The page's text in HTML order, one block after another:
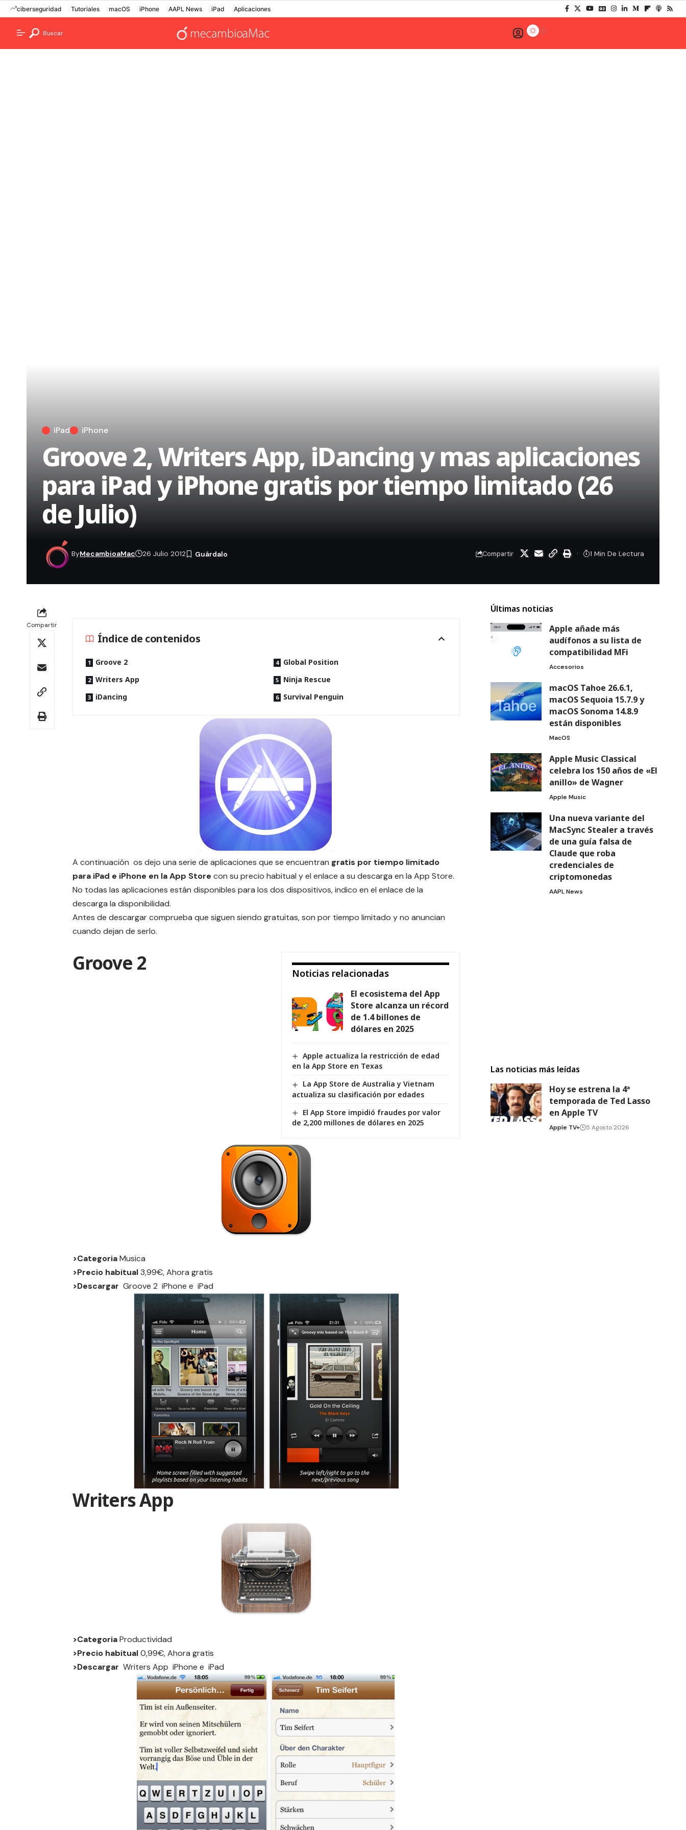
ciberseguridad Tutoriales macOS iPhone AAPL News iPad Aplicaciones
Buscar
iPad iPhone
Groove 2, Writers App, iDancing y mas aplicaciones
para iPad y iPhone gratis por tiempo limitado (26
de Julio)
ByMecambioaMac 26 Julio 2012 Compartir 1 Min De Lectura
Compartir
Índice de contenidos
Groove 2
Writers App
iDancing
Global Position
Ninja Rescue
Survival Penguin
A continuación os dejo una serie de aplicaciones que se encuentran gratis por tiempo limitado
para iPad e iPhone en la App Store con su precio habitual y el enlace a su descarga en la App Store.
No todas las aplicaciones están disponibles para los dos dispositivos, indico en el enlace de la
descarga la disponibilidad.
Antes de descargar comprueba que siguen siendo gratuitas, son por tiempo limitado y no anuncian
cuando dejan de serlo.
Noticias relacionadas
El ecosistema del App
Store alcanza un récord
de 1.4 billones de
dólares en 2025
Apple actualiza la restricción de edad
en la App Store en Texas
La App Store de Australia y Vietnam
actualiza su clasificación por edades
El App Store impidió fraudes por valor
de 2,200 millones de dólares en 2025
Groove 2
>CategoriaMusica
>Precio habitual3,99€, Ahora gratis
>Descargar Groove 2 iPhone e iPad
Writers App
>CategoriaProductividad
>Precio habitual0,99€, Ahora gratis
>Descargar Writers App iPhone e iPad
Últimas noticias
Apple añade más
audífonos a su lista de
compatibilidad MFi
Accesorios
macOS Tahoe 26.6.1,
macOS Sequoia 15.7.9 y
macOS Sonoma 14.8.9
están disponibles
MacOS
Apple Music Classical
celebra los 150 años de «El
anillo» de Wagner
Apple Music
Una nueva variante del
MacSync Stealer a través
de una guía falsa de
Claude que roba
credenciales de
criptomonedas
AAPL News
Las noticias más leídas
Hoy se estrena la 4ª
temporada de Ted Lasso
en Apple TV
Apple TV+ 5 Agosto 2026